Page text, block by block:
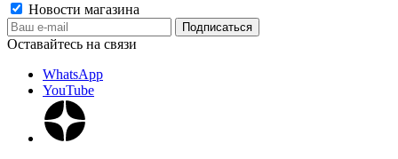
Новости магазина
Оставайтесь на связи
WhatsApp
YouTube